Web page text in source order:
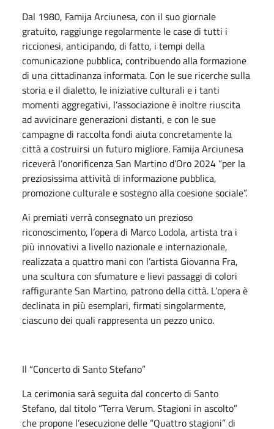
Dal 1980, Famija Arciunesa, con il suo giornale
gratuito, raggiunge regolarmente le case di tutti i
riccionesi, anticipando, di fatto, i tempi della
comunicazione pubblica, contribuendo alla formazione
di una cittadinanza informata. Con le sue ricerche sulla
storia e il dialetto, le iniziative culturali e i tanti
momenti aggregativi, l’associazione è inoltre riuscita
ad avvicinare generazioni distanti, e con le sue
campagne di raccolta fondi aiuta concretamente la
città a costruirsi un futuro migliore. Famija Arciunesa
riceverà l’onorificenza San Martino d’Oro 2024 “per la
preziosissima attività di informazione pubblica,
promozione culturale e sostegno alla coesione sociale”.
Ai premiati verrà consegnato un prezioso
riconoscimento, l’opera di Marco Lodola, artista tra i
più innovativi a livello nazionale e internazionale,
realizzata a quattro mani con l’artista Giovanna Fra,
una scultura con sfumature e lievi passaggi di colori
raffigurante San Martino, patrono della città. L’opera è
declinata in più esemplari, firmati singolarmente,
ciascuno dei quali rappresenta un pezzo unico.
Il “Concerto di Santo Stefano”
La cerimonia sarà seguita dal concerto di Santo
Stefano, dal titolo “Terra Verum. Stagioni in ascolto”
che propone l’esecuzione delle “Quattro stagioni” di